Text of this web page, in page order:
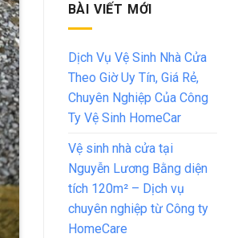
BÀI VIẾT MỚI
Dịch Vụ Vệ Sinh Nhà Cửa
Theo Giờ Uy Tín, Giá Rẻ,
Chuyên Nghiệp Của Công
Ty Vệ Sinh HomeCar
Vệ sinh nhà cửa tại
Nguyễn Lương Bằng diện
tích 120m² – Dịch vụ
chuyên nghiệp từ Công ty
HomeCare